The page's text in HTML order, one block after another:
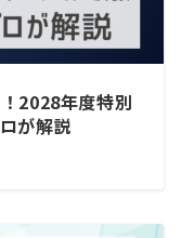
2028年度特別
が解説